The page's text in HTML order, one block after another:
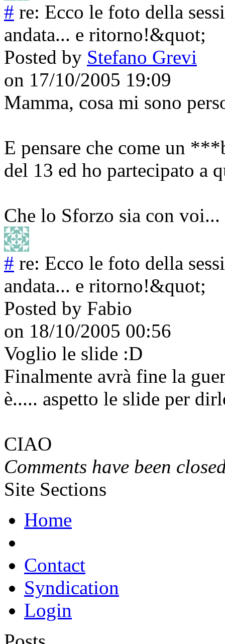
# re: Ecco le foto della
andata... e ritorno!&quot;
Posted by Stefano Grevi
on 17/10/2005 19:09
Mamma, cosa mi sono
E pensare che come un
del 13 ed ho partecipato a
Che lo Sforzo sia con voi...
# re: Ecco le foto della
andata... e ritorno!&quot;
Posted by Fabio
on 18/10/2005 00:56
Voglio le slide :D
Finalmente avrà fine la
è..... aspetto le slide per
CIAO
Comments have been
Site Sections
Home
Contact
Syndication
Login